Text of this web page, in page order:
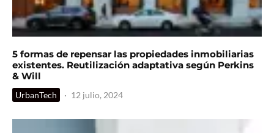
5 formas de repensar las propiedades inmobiliarias
existentes. Reutilización adaptativa según Perkins
& Will
UrbanTech · 12 julio, 2024